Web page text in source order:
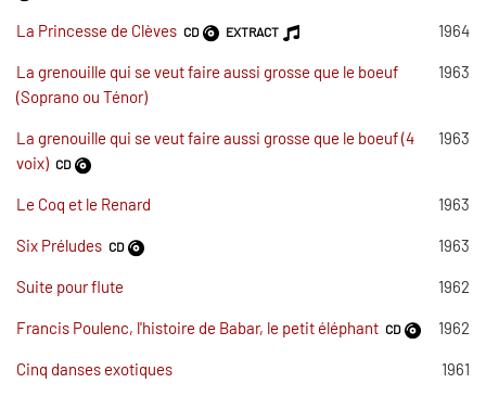
La Princesse de Clèves CD EXTRACT 1964
La grenouille qui se veut faire aussi grosse que le boeuf
(Soprano ou Ténor)
1963
La grenouille qui se veut faire aussi grosse que le boeuf (4
voix) CD
1963
Le Coq et le Renard 1963
Six Préludes CD 1963
Suite pour flute 1962
Francis Poulenc, l'histoire de Babar, le petit éléphant CD 1962
Cinq danses exotiques 1961